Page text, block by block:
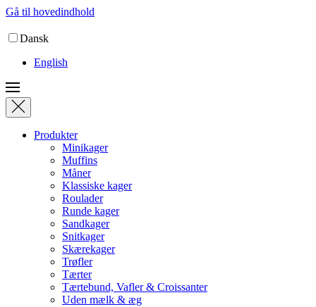
Gå til hovedindhold
Dansk
English
Produkter
Minikager
Muffins
Måner
Klassiske kager
Roulader
Runde kager
Sandkager
Snitkager
Skærekager
Trøfler
Tærter
Tærtebund, Vafler & Croissanter
Uden mælk & æg